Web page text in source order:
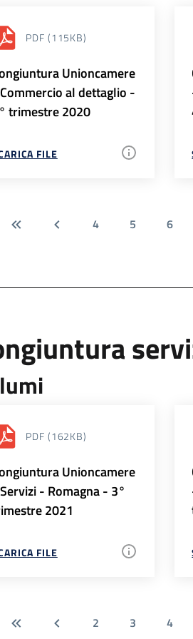
PDF (115KB)
Unioncamere
al dettaglio -
trimestre 2020
FILE
4 5 6
PDF (162KB)
Unioncamere
- Romagna - 3°
2021
FILE
2 3 4